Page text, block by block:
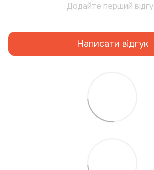
Додайте перший
Написати відгук